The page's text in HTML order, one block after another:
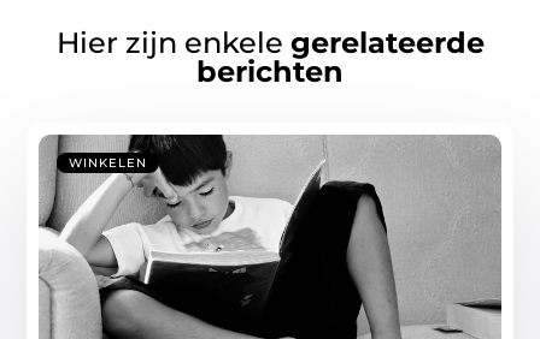
Hier zijn enkele gerelateerde
berichten
WINKELEN